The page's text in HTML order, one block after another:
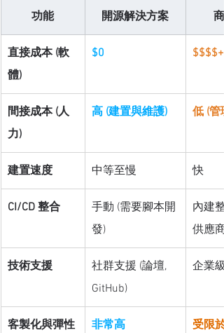
功能 開源解決方案
直接成本 (軟
體)
$0 $$$$+
間接成本 (人
力)
高 (建置與維護) 低 (管
建置速度 中等至慢 快
CI/CD 整合
手動 (需要腳本開
發)
內建
供應
技術支援
社群支援 (論壇,
GitHub)
企業
客製化與彈性 非常高
受限